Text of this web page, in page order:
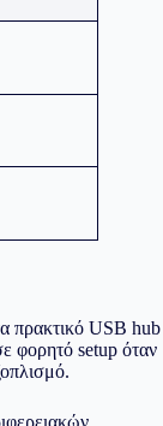
πρακτικό USB hub
φορητό setup όταν